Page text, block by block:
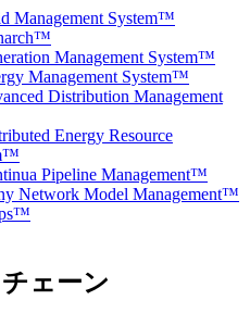
Management System™
Management System™
Management System™
Distribution Management
Energy Resource
Pipeline Management™
Network Model Management™
ェーン